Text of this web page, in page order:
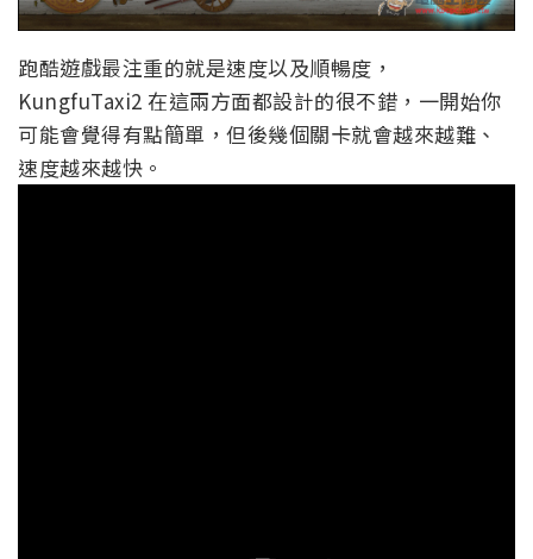
跑酷遊戲最注重的就是速度以及順暢度，
KungfuTaxi2 在這兩方面都設計的很不錯，一開始你
可能會覺得有點簡單，但後幾個關卡就會越來越難、
速度越來越快。